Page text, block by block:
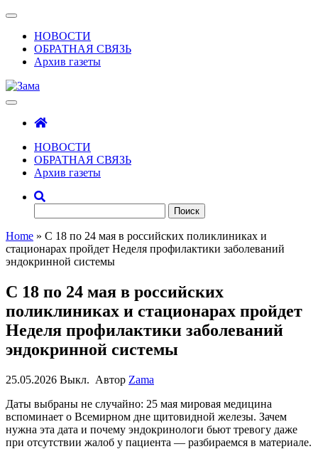
Skip
content
Показать/
Скрыть
навигацию
НОВОСТИ
ОБРАТНАЯ СВЯЗЬ
Архив газеты
НОВОСТИ
ОБРАТНАЯ СВЯЗЬ
Архив газеты
Home » С 18 по 24 мая в российских поликлиниках и
стационарах пройдет Неделя профилактики заболеваний
эндокринной системы
С 18 по 24 мая в российских
поликлиниках и стационарах пройдет
Неделя профилактики заболеваний
эндокринной системы
25.05.2026 Выкл. Автор Zama
Даты выбраны не случайно: 25 мая мировая медицина
вспоминает о Всемирном дне щитовидной железы. Зачем
нужна эта дата и почему эндокринологи бьют тревогу даже
при отсутствии жалоб у пациента — разбираемся в материале.